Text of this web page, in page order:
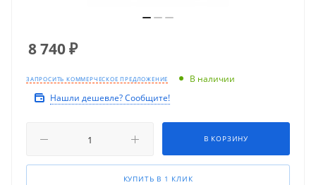
8 740₽
ЗАПРОСИТЬ КОММЕРЧЕСКОЕ ПРЕДЛОЖЕНИЕ
В наличии
Нашли дешевле? Сообщите!
В КОРЗИНУ
КУПИТЬ В 1 КЛИК